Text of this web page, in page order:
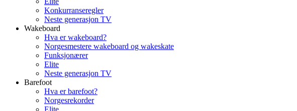
Konkurranseregler
Neste generasjon TV
Wakeboard
Hva er wakeboard?
Norgesmestere wakeboard og wakeskate
Funksjonærer
Elite
Neste generasjon TV
Barefoot
Hva er barefoot?
Norgesrekorder
Elite